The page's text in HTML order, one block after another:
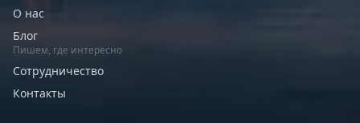
О нас
Блог
Пишем, где интересно
Сотрудничество
Контакты